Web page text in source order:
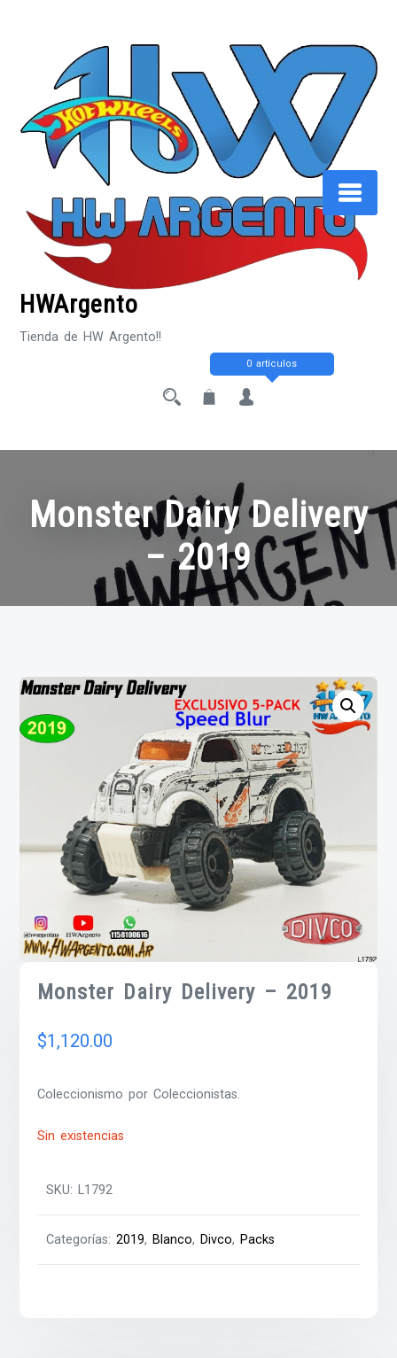
HWArgento
Tienda de HW Argento!!
0 artículos
Monster Dairy Delivery
– 2019
Monster Dairy Delivery – 2019
$1,120.00
Coleccionismo por Coleccionistas.
Sin existencias
SKU: L1792
Categorías:2019, Blanco, Divco, Packs